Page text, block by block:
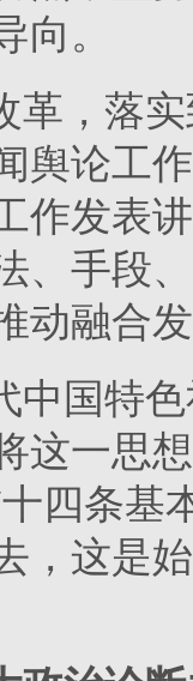
向。
革，落
舆论工
作发表
、手段
动融合
中国特
这一思
四条基
，这是